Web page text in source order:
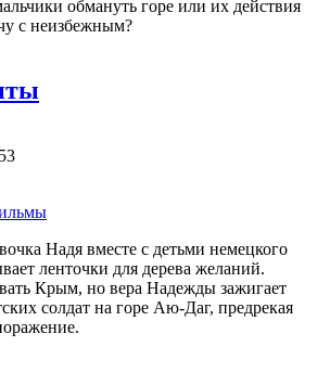
обмануть горе или их действия
с неизбежным?
Надя вместе с детьми немецкого
ленточки для дерева желаний.
Крым, но вера Надежды зажигает
солдат на горе Аю-Даг, предрекая